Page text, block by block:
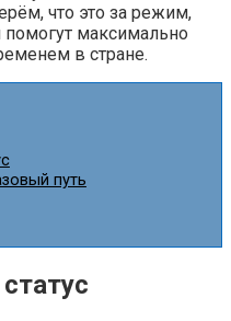
что это за режим,
помогут максимально
в стране.
путь